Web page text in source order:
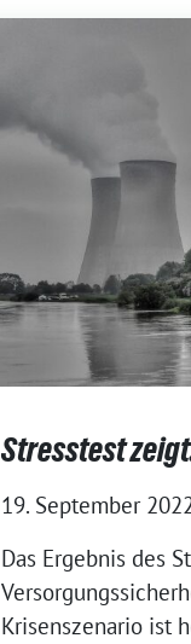
Stresstest
19. September
Das Ergebnis des
Krisenszenario ist